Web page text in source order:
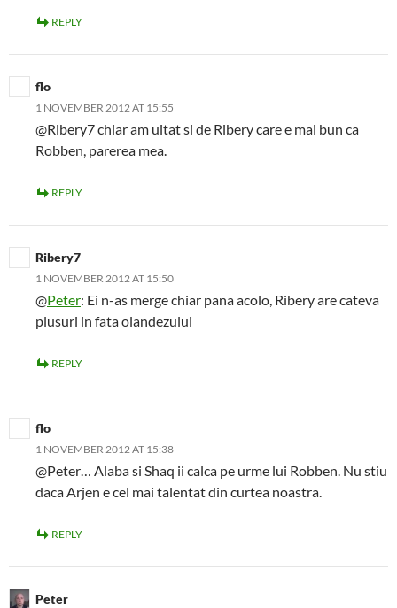
REPLY
flo
1 NOVEMBER 2012 AT 15:55
@Ribery7 chiar am uitat si de Ribery care e mai bun ca
Robben, parerea mea.
REPLY
Ribery7
1 NOVEMBER 2012 AT 15:50
@Peter: Ei n-as merge chiar pana acolo, Ribery are cateva
plusuri in fata olandezului
REPLY
flo
1 NOVEMBER 2012 AT 15:38
@Peter… Alaba si Shaq ii calca pe urme lui Robben. Nu stiu
daca Arjen e cel mai talentat din curtea noastra.
REPLY
Peter